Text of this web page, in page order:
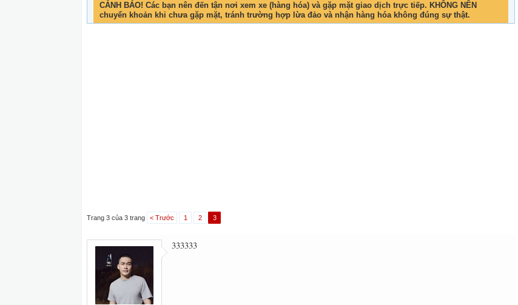
CẢNH BÁO! Các bạn nên đến tận nơi xem xe (hàng hóa) và gặp mặt giao dịch trực tiếp. KHÔNG NÊN
chuyển khoản khi chưa gặp mặt, tránh trường hợp lừa đảo và nhận hàng hóa không đúng sự thật.
Trang 3 của 3 trang < Trước 1 2 3
333333